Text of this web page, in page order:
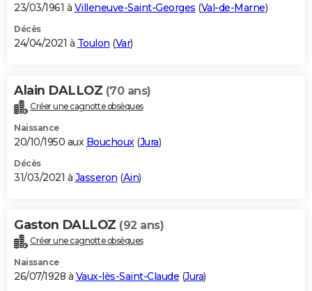
23/03/1961 à Villeneuve-Saint-Georges (Val-de-Marne)
Décès
24/04/2021 à Toulon (Var)
Alain DALLOZ (70 ans)
Créer une cagnotte obsèques
Naissance
20/10/1950 aux Bouchoux(Jura)
Décès
31/03/2021 à Jasseron (Ain)
Gaston DALLOZ (92 ans)
Créer une cagnotte obsèques
Naissance
26/07/1928 à Vaux-lès-Saint-Claude (Jura)